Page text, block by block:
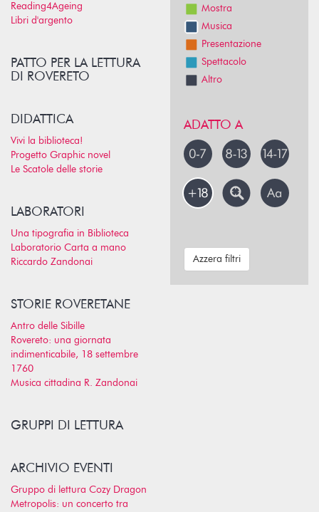
Reading4Ageing
Libri d'argento
PATTO PER LA LETTURA
DI ROVERETO
DIDATTICA
Vivi la biblioteca!
Progetto Graphic novel
Le Scatole delle storie
LABORATORI
Una tipografia in Biblioteca
Laboratorio Carta a mano
Riccardo Zandonai
STORIE ROVERETANE
Antro delle Sibille
Rovereto: una giornata
indimenticabile, 18 settembre
1760
Musica cittadina R. Zandonai
GRUPPI DI LETTURA
ARCHIVIO EVENTI
Gruppo di lettura Cozy Dragon
Metropolis: un concerto tra
Mostra
Musica
Presentazione
Spettacolo
Altro
ADATTO A
Azzera filtri